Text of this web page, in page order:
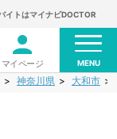
イトはマイナビDOCTOR
マイページ MENU
神奈川県 大和市